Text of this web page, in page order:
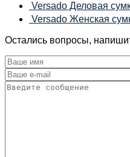
Versado Деловая
Versado Женская
Остались вопросы,